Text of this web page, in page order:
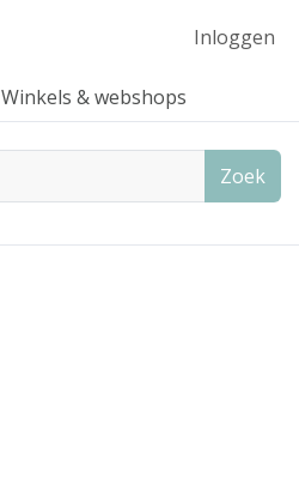
Inloggen
Winkels & webshops
Zoek